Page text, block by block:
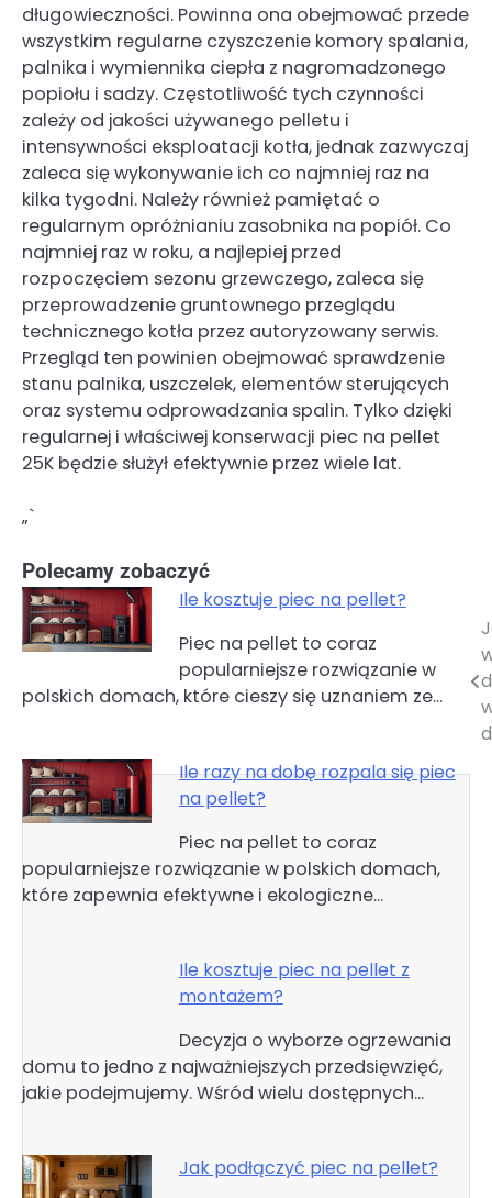
długowieczności. Powinna ona obejmować przede
wszystkim regularne czyszczenie komory spalania,
palnika i wymiennika ciepła z nagromadzonego
popiołu i sadzy. Częstotliwość tych czynności
zależy od jakości używanego pelletu i
intensywności eksploatacji kotła, jednak zazwyczaj
zaleca się wykonywanie ich co najmniej raz na
kilka tygodni. Należy również pamiętać o
regularnym opróżnianiu zasobnika na popiół. Co
najmniej raz w roku, a najlepiej przed
rozpoczęciem sezonu grzewczego, zaleca się
przeprowadzenie gruntownego przeglądu
technicznego kotła przez autoryzowany serwis.
Przegląd ten powinien obejmować sprawdzenie
stanu palnika, uszczelek, elementów sterujących
oraz systemu odprowadzania spalin. Tylko dzięki
regularnej i właściwej konserwacji piec na pellet
25K będzie służył efektywnie przez wiele lat.
„`
Polecamy zobaczyć
Ile kosztuje piec na pellet?
Piec na pellet to coraz
popularniejsze rozwiązanie w
polskich domach, które cieszy się uznaniem ze…
Ile razy na dobę rozpala się piec
na pellet?
Piec na pellet to coraz
popularniejsze rozwiązanie w polskich domach,
które zapewnia efektywne i ekologiczne…
Ile kosztuje piec na pellet z
montażem?
Decyzja o wyborze ogrzewania
domu to jedno z najważniejszych przedsięwzięć,
jakie podejmujemy. Wśród wielu dostępnych…
Jak podłączyć piec na pellet?
Nawigacja